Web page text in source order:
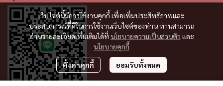
เว็บไซต์นี้มีการใช้งานคุกกี้ เพื่อเพิ่มประสิทธิภาพและ
ประสบการณ์ที่ดีในการใช้งานเว็บไซต์ของท่าน ท่านสามารถ
อ่านรายละเอียดเพิ่มเติมได้ที่ นโยบายความเป็นส่วนตัว และ
นโยบายคุกกี้
ตั้งค่าคุกกี้ ยอมรับทั้งหมด